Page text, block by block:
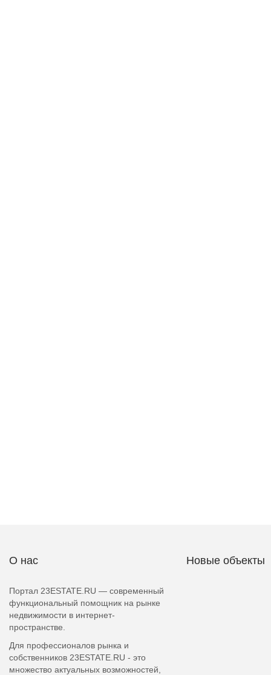
О нас
Портал 23ESTATE.RU — современный
функциональный помощник на рынке
недвижимости в интернет-
пространстве.
Для профессионалов рынка и
собственников 23ESTATE.RU - это
множество актуальных возможностей,
Новые объекты